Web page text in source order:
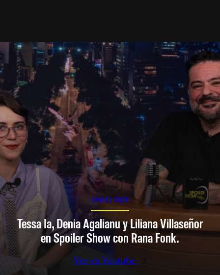
SPOILER SHOW
Tessa Ia, Denia Agalianu y Liliana Villaseñor
en Spoiler Show con Rana Fonk.
Ver en Youtube